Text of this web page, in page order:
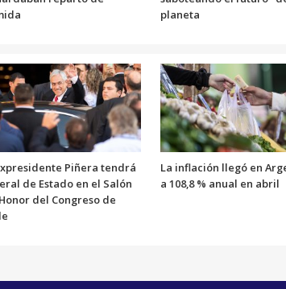
planeta
Piñera tendrá
de Estado en el Salón
del Congreso de
La inflación llegó en
a 108,8 % anual en abril